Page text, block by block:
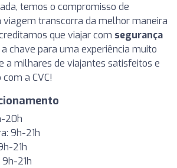
temos o compromisso de
viagem transcorra da melhor maneira
que viajar com segurança
chave para uma experiência muito
a milhares de viajantes satisfeitos e
a CVC!
20h
9h-21h
21h
21h